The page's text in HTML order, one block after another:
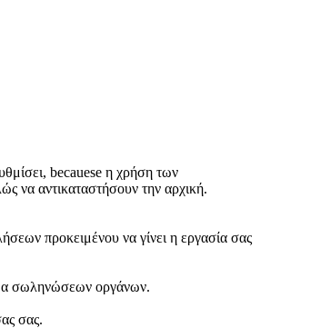
becauese η χρήση των
να αντικαταστήσουν την αρχική.
προκειμένου να γίνει η εργασία σας
σωληνώσεων οργάνων.
σας.